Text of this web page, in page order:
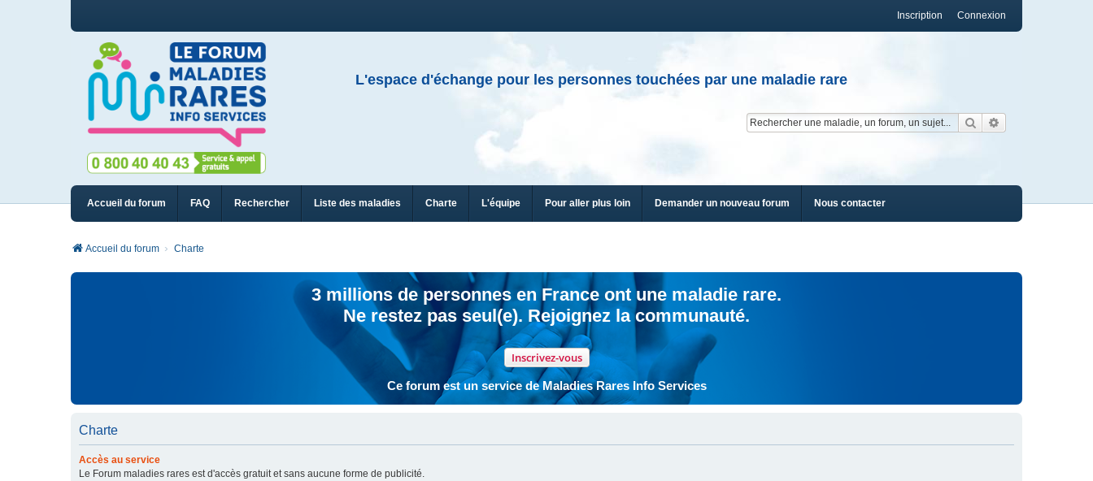
Connexion
Inscription
L'espace d'échange pour les personnes touchées par une maladie rare
Rechercher
Accueil du forum FAQ Rechercher Liste des maladies Charte L'équipe Pour aller plus loin Demander un nouveau forum Nous contacter
Accueil du forum Charte
3 millions de personnes en France ont une maladie rare.
Ne restez pas seul(e). Rejoignez la communauté.
Inscrivez-vous
Ce forum est un service de Maladies Rares Info Services
Charte
Accès au service
Le Forum maladies rares est d'accès gratuit et sans aucune forme de publicité.